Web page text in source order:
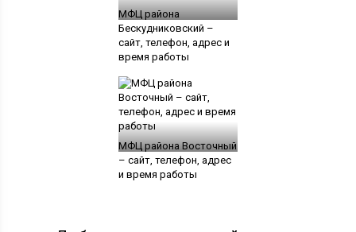
МФЦ района
Бескудниковский –
сайт, телефон, адрес и
время работы
МФЦ района Восточный
– сайт, телефон, адрес
и время работы